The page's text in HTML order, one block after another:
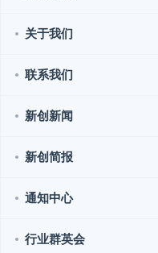
关于我们
联系我们
新创新闻
新创简报
通知中心
行业群英会